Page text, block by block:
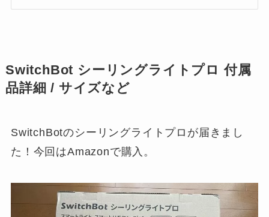
SwitchBot シーリングライトプロ 付属
品詳細 / サイズなど
SwitchBotのシーリングライトプロが届きまし
た！今回はAmazonで購入。